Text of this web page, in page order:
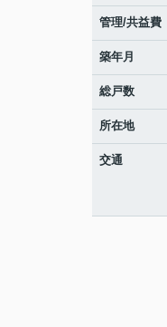
管理/共益費
築年月
総戸数
所在地
交通